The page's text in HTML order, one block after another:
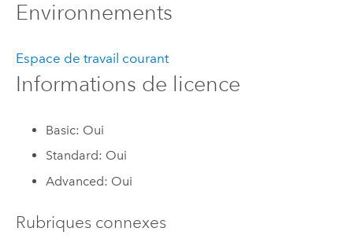
Environnements
Espace de travail courant
Informations de licence
Basic: Oui
Standard: Oui
Advanced: Oui
Rubriques connexes